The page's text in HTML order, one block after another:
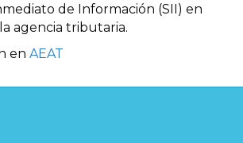
de Información (SII) en
agencia tributaria.
en AEAT